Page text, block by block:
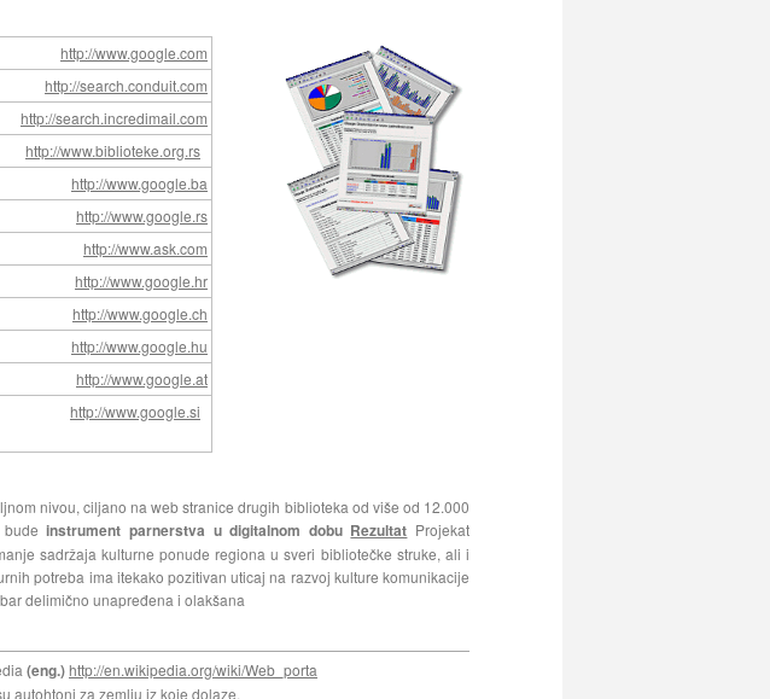
http://www.google.com
http://search.conduit.com
http://search.incredimail.com
http://www.biblioteke.org.rs
http://www.google.ba
http://www.google.rs
http://www.ask.com
http://www.google.hr
http://www.google.ch
http://www.google.hu
http://www.google.at
http://www.google.si
nivou, ciljano na web stranice drugih biblioteka od više od 12.000
budeinstrument parnerstva u digitalnom dobu Rezultat Projekat
sadržaja kulturne ponude regiona u sveri bibliotečke struke, ali i
potreba ima itekako pozitivan uticaj na razvoj kulture komunikacije
delimično unapređena i olakšana
(eng.)http://en.wikipedia.org/wiki/Web_porta
autohtoni za zemlju iz koje dolaze.